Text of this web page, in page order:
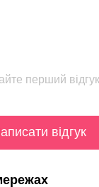
перший відгук
відгук